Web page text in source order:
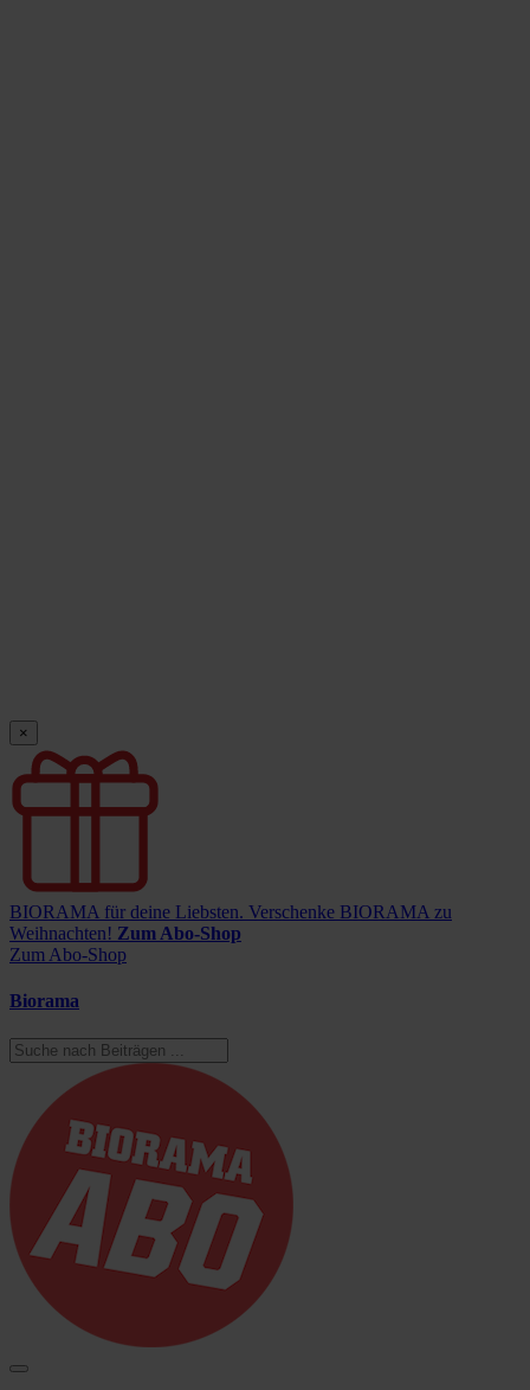
×
BIORAMA für deine Liebsten. Verschenke BIORAMA zu
Weihnachten! Zum Abo-Shop
Zum Abo-Shop
Biorama